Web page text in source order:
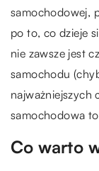
samochodowej,
po to, co dzieje
nie zawsze jest
samochodu
najważniejszych
samochodowa
Co warto